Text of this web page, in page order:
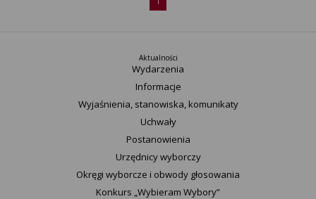
Aktualności
Wydarzenia
Informacje
Wyjaśnienia, stanowiska, komunikaty
Uchwały
Postanowienia
Urzędnicy wyborczy
Okręgi wyborcze i obwody głosowania
Konkurs „Wybieram Wybory”